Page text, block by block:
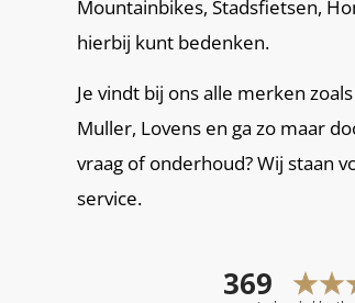
Mountainbikes, Stadsfietsen,
hierbij kunt bedenken.
Je vindt bij ons alle merken
Muller, Lovens en ga zo maar
vraag of onderhoud? Wij staan
service.